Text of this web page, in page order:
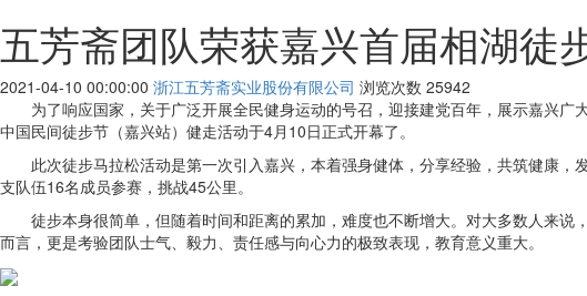
五芳斋团队荣获嘉兴首届相湖徒
2021-04-10 00:00:00 浙江五芳斋实业股份有限公司 浏览次数 25942
为了响应国家，关于广泛开展全民健身运动的号召，迎接建党百年，展示嘉兴
中国民间徒步节（嘉兴站）健走活动于4月10日正式开幕了。
此次徒步马拉松活动是第一次引入嘉兴，本着强身健体，分享经验，共筑健康
支队伍16名成员参赛，挑战45公里。
徒步本身很简单，但随着时间和距离的累加，难度也不断增大。对大多数人来
而言，更是考验团队士气、毅力、责任感与向心力的极致表现，教育意义重大。